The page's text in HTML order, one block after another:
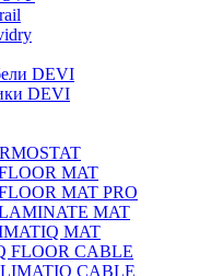
DEVI
DEVI
MAT
MAT PRO
MAT
MAT
FLOOR CABLE
CABLE